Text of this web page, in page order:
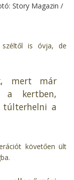
Story Magazin /
is óvja, de
mert már
a kertben,
túlterhelni a
követően ült